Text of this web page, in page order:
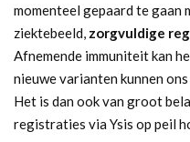
momenteel gepaard te gaan
ziektebeeld, zorgvuldige
Afnemende immuniteit kan
nieuwe varianten kunnen
Het is dan ook van groot
registraties via Ysis op peil